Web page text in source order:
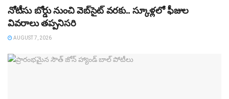
నోటీసు బోర్డు నుంచి వెబ్‌సైట్‌ వరకు.. స్కూళ్లలో ఫీజుల
వివరాలు తప్పనిసరి
AUGUST 7, 2026